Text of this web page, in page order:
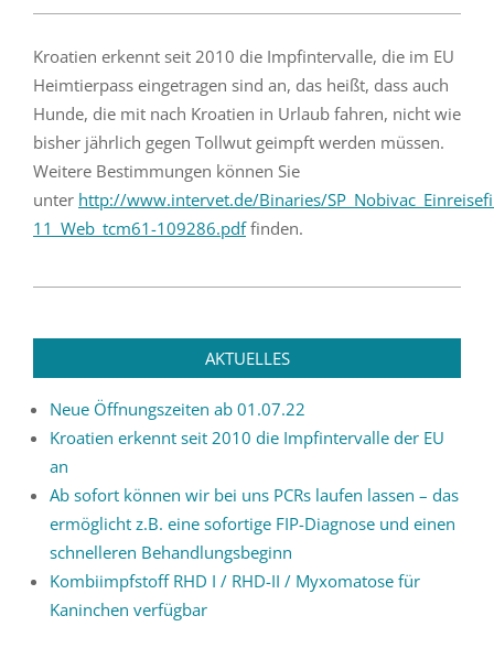
Kroatien erkennt seit 2010 die Impfintervalle, die im EU
Heimtierpass eingetragen sind an, das heißt, dass auch
Hunde, die mit nach Kroatien in Urlaub fahren, nicht wie
bisher jährlich gegen Tollwut geimpft werden müssen.
Weitere Bestimmungen können Sie
unter http://www.intervet.de/Binaries/
11_Web_tcm61-109286.pdffinden.
AKTUELLES
Neue Öffnungszeiten ab 01.07.22
Kroatien erkennt seit 2010 die Impfintervalle der EU
an
Ab sofort können wir bei uns PCRs laufen lassen – das
ermöglicht z.B. eine sofortige FIP-Diagnose und einen
schnelleren Behandlungsbeginn
Kombiimpfstoff RHD I / RHD-II / Myxomatose für
Kaninchen verfügbar